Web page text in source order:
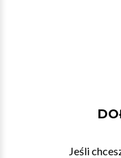
Jeśli